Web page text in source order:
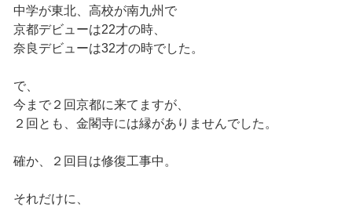
中学が東北、高校が南九州で
京都デビューは22才の時、
奈良デビューは32才の時でした。
で、
今まで２回京都に来てますが、
２回とも、金閣寺には縁がありませんでした。
確か、２回目は修復工事中。
それだけに、